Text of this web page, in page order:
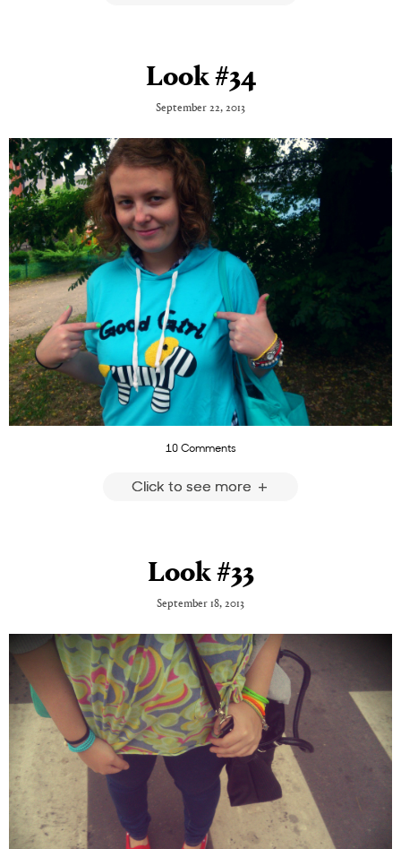
Look #34
September 22, 2013
10 Comments
Click to see more
Look #33
September 18, 2013